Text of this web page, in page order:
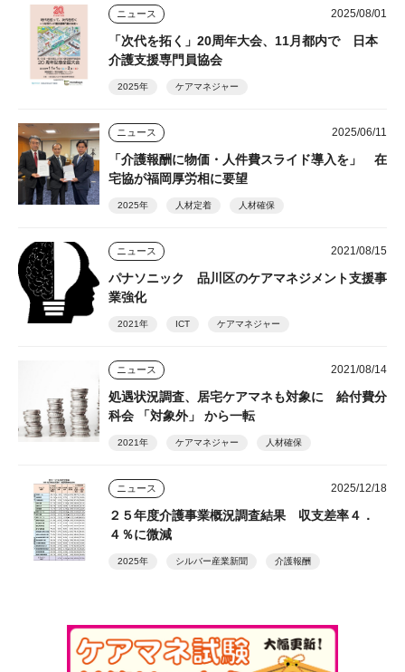
ニュース 2025/08/01
「次代を拓く」20周年大会、11月都内で 日本
介護支援専門員協会
2025年 ケアマネジャー
ニュース 2025/06/11
「介護報酬に物価・人件費スライド導入を」 在
宅協が福岡厚労相に要望
2025年 人材定着 人材確保
ニュース 2021/08/15
パナソニック 品川区のケアマネジメント支援事
業強化
2021年 ICT ケアマネジャー
ニュース 2021/08/14
処遇状況調査、居宅ケアマネも対象に 給付費分
科会 「対象外」 から一転
2021年 ケアマネジャー 人材確保
ニュース 2025/12/18
２５年度介護事業概況調査結果 収支差率４．
４％に微減
2025年 シルバー産業新聞 介護報酬